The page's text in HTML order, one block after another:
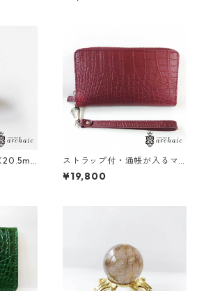
20.5m
ストラップ付・通帳が入るマ
ットクロコの長財布（全3色）
¥19,800